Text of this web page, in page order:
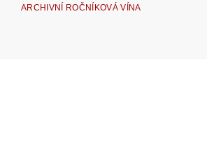
ARCHIVNÍ ROČNÍKOVÁ VÍNA